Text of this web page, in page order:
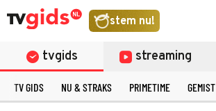
stem nu!
tvgids streaming
TV GIDS NU & STRAKS PRIMETIME GEMIST